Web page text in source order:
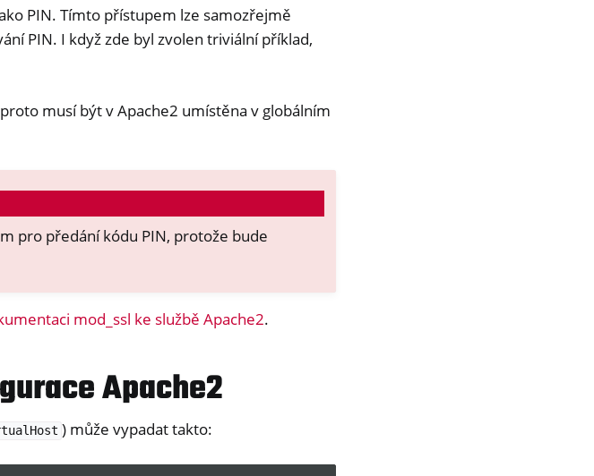
PIN. Tímto přístupem lze samozřejmě
PIN. I když zde byl zvolen triviální příklad,
musí být v Apache2 umístěna v globálním
pro předání kódu PIN, protože bude
mod_ssl ke službě Apache2.
Apache2
) může vypadat takto: